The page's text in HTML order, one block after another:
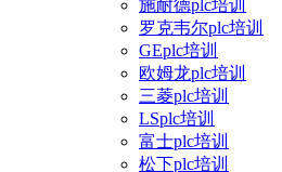
施耐德plc培训
罗克韦尔plc培训
GEplc培训
欧姆龙plc培训
三菱plc培训
LSplc培训
富士plc培训
松下plc培训